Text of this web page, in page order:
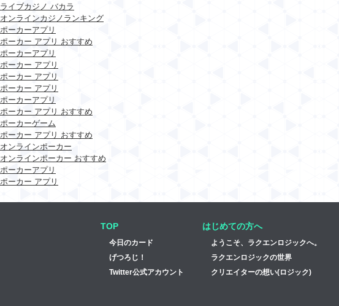
ライブカジノ バカラ
オンラインカジノランキング
ポーカーアプリ
ポーカー アプリ おすすめ
ポーカーアプリ
ポーカー アプリ
ポーカー アプリ
ポーカー アプリ
ポーカーアプリ
ポーカー アプリ おすすめ
ポーカーゲーム
ポーカー アプリ おすすめ
オンラインポーカー
オンラインポーカー おすすめ
ポーカーアプリ
ポーカー アプリ
TOP
今日のカード
げつろじ！
Twitter公式アカウント
はじめての方へ
ようこそ、ラクエンロジックへ。
ラクエンロジックの世界
クリエイターの想い(ロジック)